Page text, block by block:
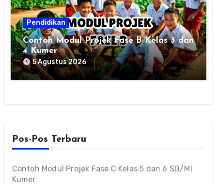
Pendidikan
Contoh Modul Projek Fase B Kelas 3 dan
4 Kumer
5 Agustus 2026
Pos-Pos Terbaru
Contoh Modul Projek Fase C Kelas 5 dan 6 SD/MI
Kumer